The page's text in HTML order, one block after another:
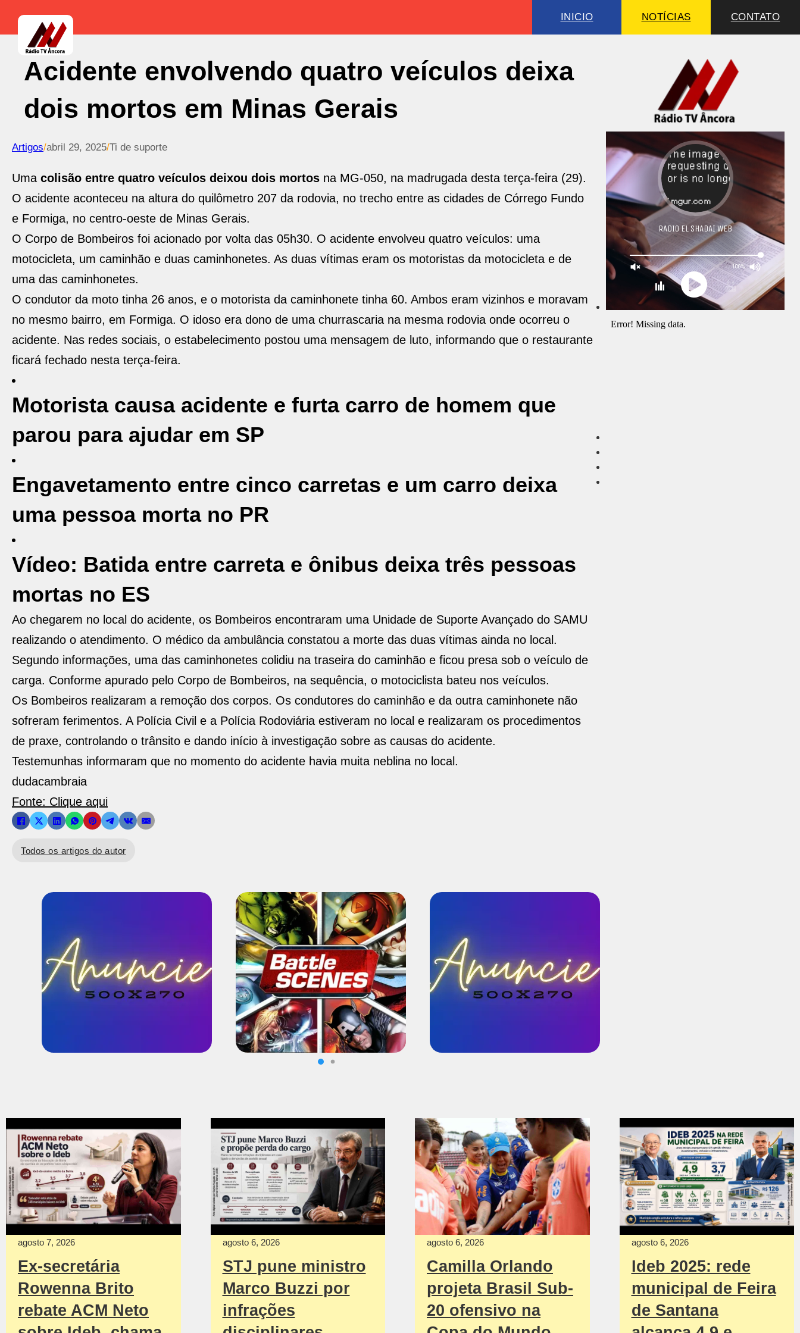
INICIO NOTÍCIAS CONTATO
Acidente envolvendo quatro veículos deixa
dois mortos em Minas Gerais
Artigos/abril 29, 2025/Ti de suporte
Uma colisão entre quatro veículos deixou dois mortos na MG-050, na madrugada desta terça-feira (29).
O acidente aconteceu na altura do quilômetro 207 da rodovia, no trecho entre as cidades de Córrego Fundo
e Formiga, no centro-oeste de Minas Gerais.
O Corpo de Bombeiros foi acionado por volta das 05h30. O acidente envolveu quatro veículos: uma
motocicleta, um caminhão e duas caminhonetes. As duas vítimas eram os motoristas da motocicleta e de
uma das caminhonetes.
O condutor da moto tinha 26 anos, e o motorista da caminhonete tinha 60. Ambos eram vizinhos e moravam
no mesmo bairro, em Formiga. O idoso era dono de uma churrascaria na mesma rodovia onde ocorreu o
acidente. Nas redes sociais, o estabelecimento postou uma mensagem de luto, informando que o restaurante
ficará fechado nesta terça-feira.
Motorista causa acidente e furta carro de homem que
parou para ajudar em SP
Engavetamento entre cinco carretas e um carro deixa
uma pessoa morta no PR
Vídeo: Batida entre carreta e ônibus deixa três pessoas
mortas no ES
Ao chegarem no local do acidente, os Bombeiros encontraram uma Unidade de Suporte Avançado do SAMU
realizando o atendimento. O médico da ambulância constatou a morte das duas vítimas ainda no local.
Segundo informações, uma das caminhonetes colidiu na traseira do caminhão e ficou presa sob o veículo de
carga. Conforme apurado pelo Corpo de Bombeiros, na sequência, o motociclista bateu nos veículos.
Os Bombeiros realizaram a remoção dos corpos. Os condutores do caminhão e da outra caminhonete não
sofreram ferimentos. A Polícia Civil e a Polícia Rodoviária estiveram no local e realizaram os procedimentos
de praxe, controlando o trânsito e dando início à investigação sobre as causas do acidente.
Testemunhas informaram que no momento do acidente havia muita neblina no local.
dudacambraia
Fonte: Clique aqui
Todos os artigos do autor
agosto 7, 2026
Ex-secretária
Rowenna Brito
rebate ACM Neto
agosto 6, 2026
STJ pune ministro
Marco Buzzi por
infrações
agosto 6, 2026
Camilla Orlando
projeta Brasil Sub-
20 ofensivo na
agosto 6, 2026
Ideb 2025: rede
municipal de Feira
de Santana